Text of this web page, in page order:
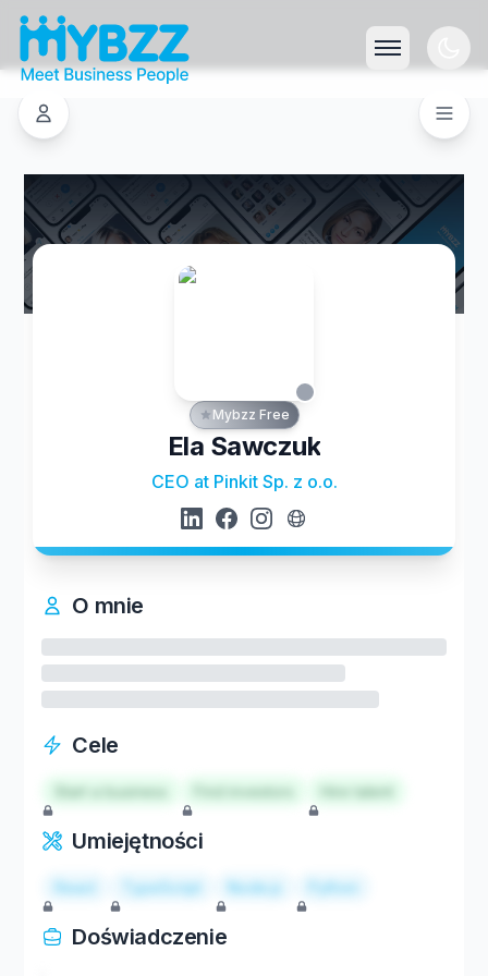
Mybzz Free
Ela Sawczuk
CEO at Pinkit Sp. z o.o.
O mnie
Cele
Start a business Hire talent
Umiejętności
React TypeScript Node.js Python
Doświadczenie